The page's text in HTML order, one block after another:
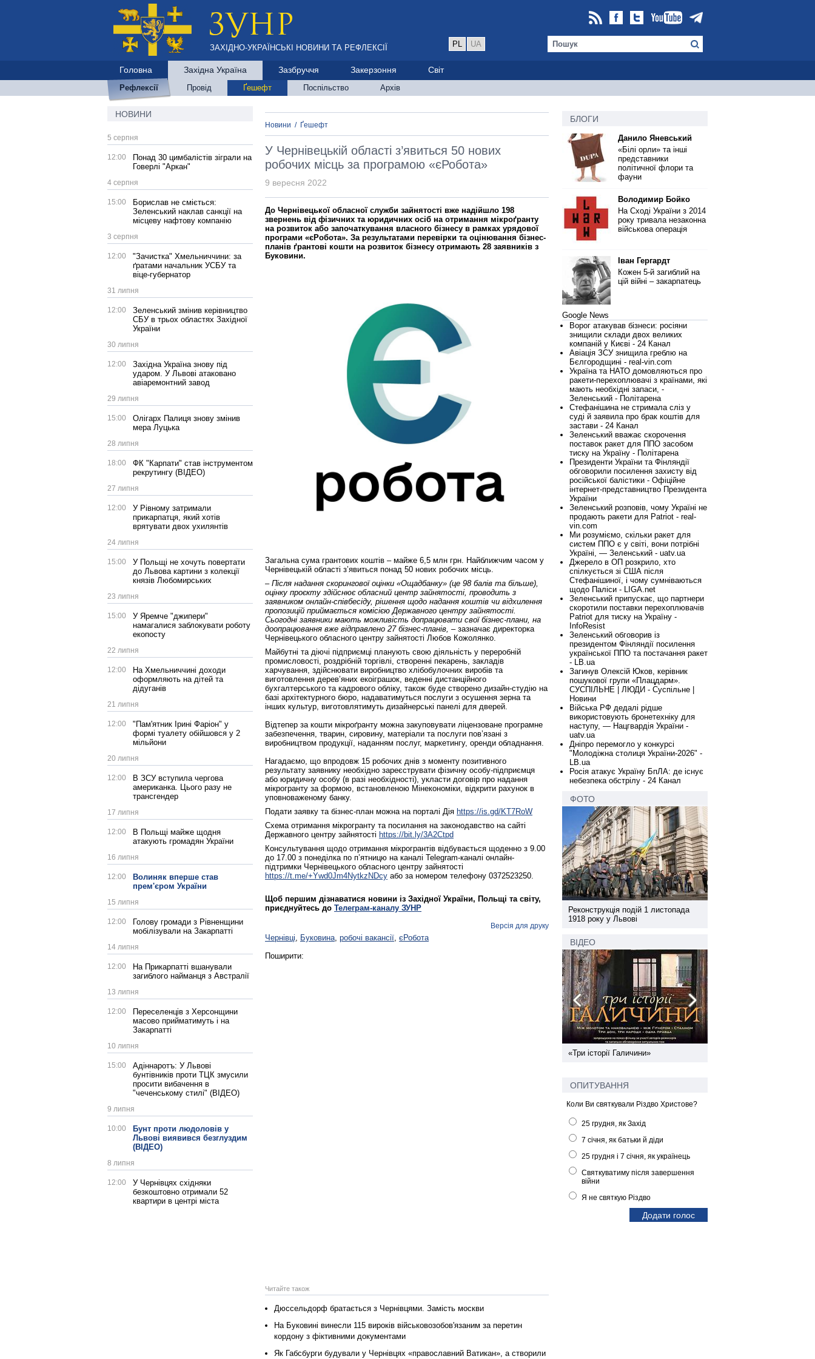
ЗАХІДНО-УКРАЇНСЬКІ НОВИНИ ТА РЕФЛЕКСІЇ PL UA
Головна Західна Україна Зазбруччя Закерзоння Світ
Рефлексії Провід Ґешефт Поспільство Архів
НОВИНИ
5 серпня
12:00
Понад 30 цимбалістів зіграли на
Говерлі "Аркан"
4 серпня
15:00
Борислав не сміється:
Зеленський наклав санкції на
місцеву нафтову компанію
3 серпня
12:00
"Зачистка" Хмельниччини: за
ґратами начальник УСБУ та
віце-губернатор
31 липня
12:00
Зеленський змінив керівництво
СБУ в трьох областях Західної
України
30 липня
12:00
Західна Україна знову під
ударом. У Львові атаковано
авіаремонтний завод
29 липня
15:00
Олігарх Палиця знову змінив
мера Луцька
28 липня
18:00
ФК "Карпати" став інструментом
рекрутингу (ВІДЕО)
27 липня
12:00
У Рівному затримали
прикарпатця, який хотів
врятувати двох ухилянтів
24 липня
15:00
У Польщі не хочуть повертати
до Львова картини з колекції
князів Любомирських
23 липня
15:00
У Яремче "джипери"
намагалися заблокувати роботу
екопосту
22 липня
12:00
На Хмельниччині доходи
оформляють на дітей та
дідуганів
21 липня
12:00
"Пам'ятник Ірині Фаріон" у
формі туалету обійшовся у 2
мільйони
20 липня
12:00
В ЗСУ вступила чергова
американка. Цього разу не
трансгендер
17 липня
12:00
В Польщі майже щодня
атакують громадян України
16 липня
12:00
Волиняк вперше став
прем'єром України
15 липня
12:00
Голову громади з Рівненщини
мобілізували на Закарпатті
14 липня
12:00
На Прикарпатті вшанували
загиблого найманця з Австралії
13 липня
12:00
Переселенців з Херсонщини
масово прийматимуть і на
Закарпатті
10 липня
15:00
Адіннаротъ: У Львові
бунтівників проти ТЦК змусили
просити вибачення в
"чеченському стилі" (ВІДЕО)
9 липня
10:00
Бунт проти людоловів у
Львові виявився безглуздим
(ВІДЕО)
8 липня
12:00
У Чернівцях східняки
безкоштовно отримали 52
квартири в центрі міста
Новини / Ґешефт
У Чернівецькій області з’явиться 50 нових
робочих місць за програмою «єРобота»
9 вересня 2022
До Чернівецької обласної служби зайнятості вже надійшло 198
звернень від фізичних та юридичних осіб на отримання мікроґранту
на розвиток або започаткування власного бізнесу в рамках урядової
програми «єРобота». За результатами перевірки та оцінювання бізнес-
планів ґрантові кошти на розвиток бізнесу отримають 28 заявників з
Буковини.
Загальна сума грантових коштів – майже 6,5 млн грн. Найближчим часом у
Чернівецькій області з’явиться понад 50 нових робочих місць.
– Після надання скорингової оцінки «Ощадбанку» (це 98 балів та більше),
оцінку проєкту здійснює обласний центр зайнятості, проводить з
заявником онлайн-співбесіду, рішення щодо надання коштів чи відхилення
пропозицій приймається комісією Державного центру зайнятості.
Сьогодні заявники мають можливість допрацювати свої бізнес-плани, на
доопрацювання вже відправлено 27 бізнес-планів, –зазначає директорка
Чернівецького обласного центру зайнятості Любов Кожолянко.
Майбутні та діючі підприємці планують свою діяльність у переробній
промисловості, роздрібній торгівлі, створенні пекарень, закладів
харчування, здійснювати виробництво хлібобулочних виробів та
виготовлення дерев’яних екоіграшок, веденні дистанційного
бухгалтерського та кадрового обліку, також буде створено дизайн-студію на
базі архітектурного бюро, надаватимуться послуги з осушення зерна та
інших культур, виготовлятимуть дизайнерські панелі для дверей.
Відтепер за кошти мікроґранту можна закуповувати ліцензоване програмне
забезпечення, тварин, сировину, матеріали та послуги пов’язані з
виробництвом продукції, наданням послуг, маркетингу, оренди обладнання.
Нагадаємо, що впродовж 15 робочих днів з моменту позитивного
результату заявнику необхідно зареєструвати фізичну особу-підприємця
або юридичну особу (в разі необхідності), укласти договір про надання
мікрогранту за формою, встановленою Мінекономіки, відкрити рахунок в
уповноваженому банку.
Подати заявку та бізнес-план можна на порталі Дія https://is.gd/KT7RoW
Схема отримання мікрогранту та посилання на законодавство на сайті
Державного центру зайнятості https://bit.ly/3A2Ctpd
Консультування щодо отримання мікрогрантів відбувається щоденно з 9.00
до 17.00 з понеділка по п’ятницю на каналі Telegram-каналі онлайн-
підтримки Чернівецького обласного центру зайнятості
https://t.me/+Ywd0Jm4NytkzNDcy або за номером телефону 0372523250.
Щоб першим дізнаватися новини із Західної України, Польщі та світу,
приєднуйтесь до Телеграм-каналу ЗУНР
Версія для друку
Чернівці, Буковина, робочі вакансії, єРобота
Поширити:
Читайте також
Дюссельдорф братається з Чернівцями. Замість москви
На Буковині винесли 115 вироків військовозобов'язаним за перетин
кордону з фіктивними документами
Як Габсбурги будували у Чернівцях «православний Ватикан», а створили
БЛОГИ
Данило Яневський
«Білі орли» та інші
представники
політичної флори та
фауни
Володимир Бойко
На Сході України з 2014
року тривала незаконна
військова операція
Іван Гергардт
Кожен 5-й загиблий на
цій війні – закарпатець
Google News
Ворог атакував бізнеси: росіяни
знищили склади двох великих
компаній у Києві - 24 Канал
Авіація ЗСУ знищила греблю на
Бєлгородщині - real-vin.com
Україна та НАТО домовляються про
ракети-перехоплювачі з країнами, які
мають необхідні запаси, -
Зеленський - Політарена
Стефанішина не стримала сліз у
суді й заявила про брак коштів для
застави - 24 Канал
Зеленський вважає скорочення
поставок ракет для ППО засобом
тиску на Україну - Політарена
Президенти України та Фінляндії
обговорили посилення захисту від
російської балістики - Офіційне
інтернет-представництво Президента
України
Зеленський розповів, чому Україні не
продають ракети для Patriot - real-
vin.com
Ми розуміємо, скільки ракет для
систем ППО є у світі, вони потрібні
Україні, — Зеленський - uatv.ua
Джерело в ОП розкрило, хто
спілкується зі США після
Стефанішиної, і чому сумніваються
щодо Паліси - LIGA.net
Зеленський припускає, що партнери
скоротили поставки перехоплювачів
Patriot для тиску на Україну -
InfoResist
Зеленський обговорив із
президентом Фінляндії посилення
української ППО та постачання ракет
- LB.ua
Загинув Олексій Юков, керівник
пошукової групи «Плацдарм».
СУСПІЛЬНЕ | ЛЮДИ - Суспільне |
Новини
Війська РФ дедалі рідше
використовують бронетехніку для
наступу, — Нацгвардія України -
uatv.ua
Дніпро перемогло у конкурсі
"Молодіжна столиця України-2026" -
LB.ua
Росія атакує Україну БпЛА: де існує
небезпека обстрілу - 24 Канал
ФОТО
Реконструкція подій 1 листопада
1918 року у Львові
ВІДЕО
«Три історії Галичини»
ОПИТУВАННЯ
Коли Ви святкували Різдво Христове?
25 грудня, як Захід
7 січня, як батьки й діди
25 грудня і 7 січня, як українець
Святкуватиму після завершення
війни
Я не святкую Різдво